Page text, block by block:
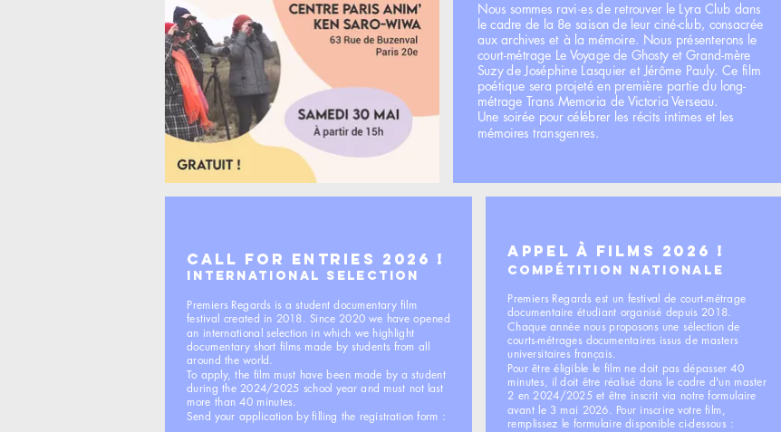
Nous sommes ravi·es de retrouver le Lyra Club dans
le cadre de la 8e saison de leur ciné-club, consacrée
aux archives et à la mémoire. Nous présenterons le
court-métrage Le Voyage de Ghosty et Grand-mère
Suzy de Joséphine Lasquier et Jérôme Pauly. Ce film
poétique sera projeté en première partie du long-
métrage Trans Memoria de Victoria Verseau.
Une soirée pour célébrer les récits intimes et les
mémoires transgenres.
CALL FOR ENTRIES 2026 !
INTERNATIONAL SELECTION
Premiers Regards is a student documentary film
festival created in 2018. Since 2020 we have opened
an international selection in which we highlight
documentary short films made by students from all
around the world.
To apply, the film must have been made by a student
during the 2024/2025 school year and must not last
more than 40 minutes.
Send your application by filling the registration form :
APPEL À FILMS 2026 !
Compétition Nationale
Premiers Regards est un festival de court-métrage
documentaire étudiant organisé depuis 2018.
Chaque année nous proposons une sélection de
courts-métrages documentaires issus de masters
universitaires français.
Pour être éligible le film ne doit pas dépasser 40
minutes, il doit être réalisé dans le cadre d'un master
2 en 2024/2025 et être inscrit via notre formulaire
avant le 3 mai 2026. Pour inscrire votre film,
remplissez le formulaire disponible ci-dessous :